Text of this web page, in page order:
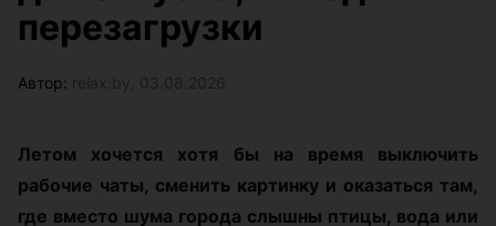
перезагрузки
Автор:
Летом хочется хотя бы на время выключить
рабочие чаты, сменить картинку и оказаться там,
где вместо шума города слышны птицы, вода или